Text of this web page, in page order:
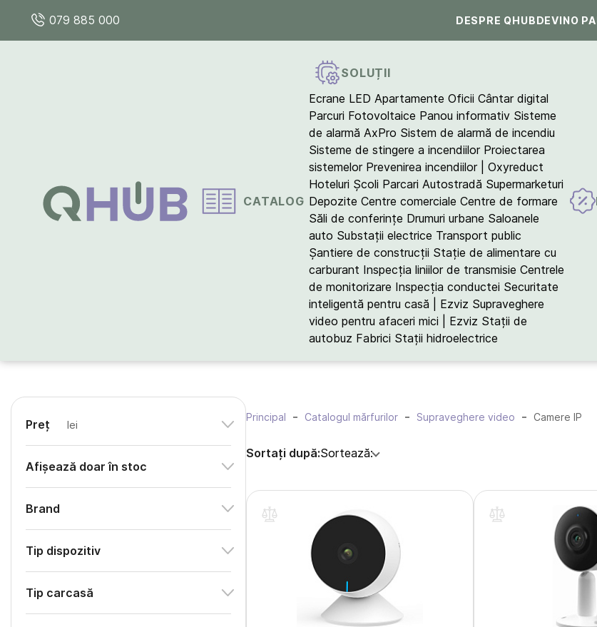
079 885 000 DESPRE QHUBDEVINO
CATALOG
SOLUȚII
Ecrane LED Apartamente Oficii Cântar digital
Parcuri Fotovoltaice Panou informativ Sisteme
de alarmă AxPro Sistem de alarmă de incendiu
Sisteme de stingere a incendiilor Proiectarea
sistemelor Prevenirea incendiilor | Oxyreduct
Hoteluri Școli Parcari Autostradă Supermarketuri
Depozite Centre comerciale Centre de formare
Săli de conferințe Drumuri urbane Saloanele
auto Substații electrice Transport public
Șantiere de construcții Stație de alimentare cu
carburant Inspecția liniilor de transmisie Centrele
de monitorizare Inspecția conductei Securitate
inteligentă pentru casă | Ezviz Supraveghere
video pentru afaceri mici | Ezviz Stații de
autobuz Fabrici Stații hidroelectrice
Preț lei
Afișează doar în stoc
Brand
Tip dispozitiv
Tip carcasă
Principal Catalogul mărfurilor Supraveghere video Camere IP
Sortați după:Sortează: